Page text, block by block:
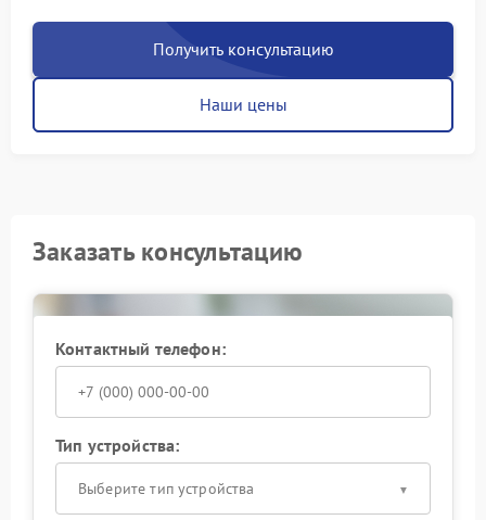
Получить консультацию
Наши цены
Заказать консультацию
Контактный телефон:
Тип устройства:
Выберите тип устройства